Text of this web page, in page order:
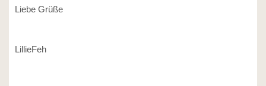
Liebe Grüße
LillieFeh